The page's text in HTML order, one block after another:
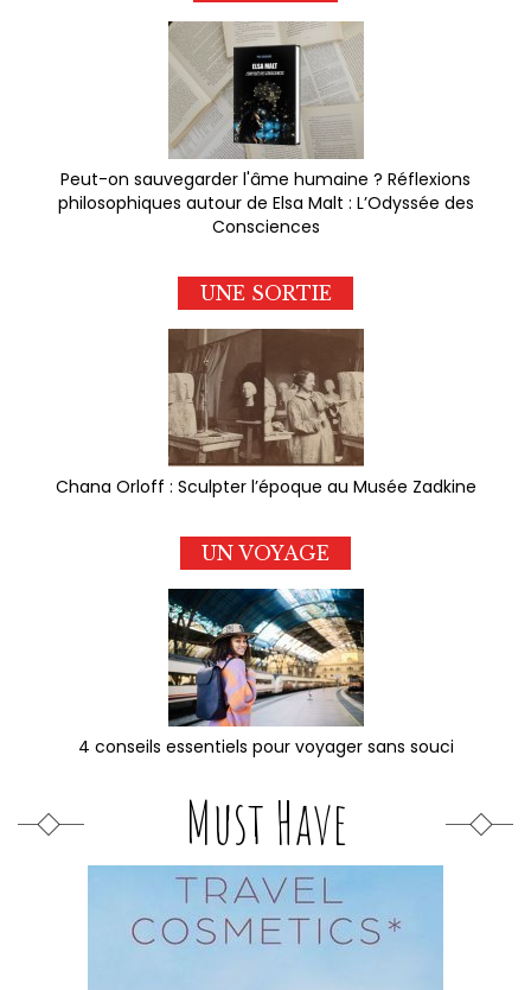
Peut-on sauvegarder l'âme humaine ? Réflexions
philosophiques autour de Elsa Malt : L’Odyssée des
Consciences
UNE SORTIE
Chana Orloff : Sculpter l’époque au Musée Zadkine
UN VOYAGE
4 conseils essentiels pour voyager sans souci
Must Have